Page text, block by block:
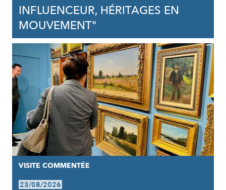
INFLUENCEUR, HÉRITAGES EN
MOUVEMENT"
VISITE COMMENTÉE
23/08/2026